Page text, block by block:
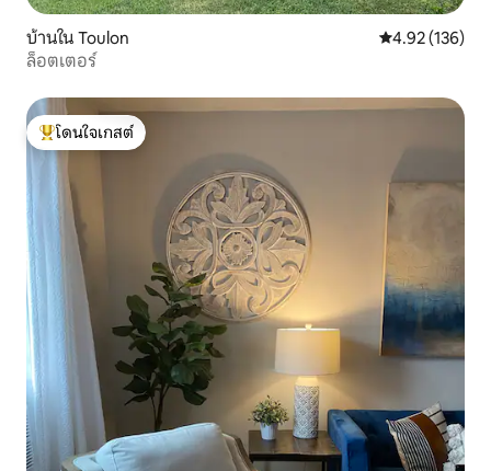
บ้านใน Toulon คะแนนเฉลี่ย
4.92 (136)
ล็อตเตอร์
โดนใจเกสต์ที่สุด
โดนใจเกสต์